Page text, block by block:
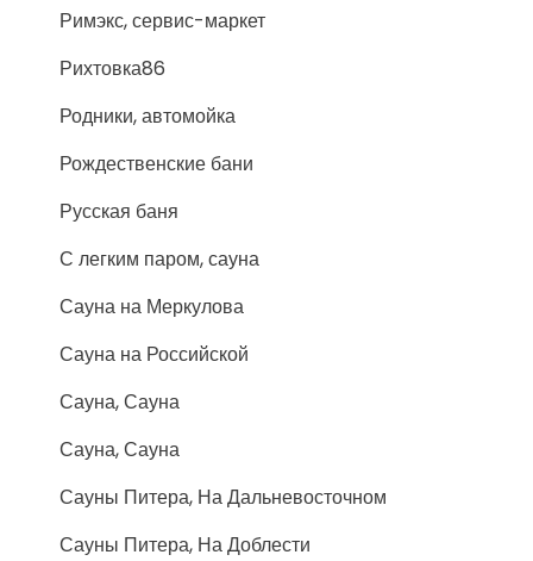
Римэкс, сервис-маркет
Рихтовка86
Родники, автомойка
Рождественские бани
Русская баня
С легким паром, сауна
Сауна на Меркулова
Сауна на Российской
Сауна, Сауна
Сауна, Сауна
Сауны Питера, На Дальневосточном
Сауны Питера, На Доблести